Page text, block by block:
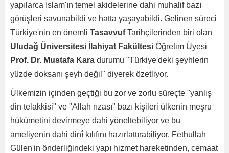
yapılarca İslam'ın temel akidelerine dahi muhalif bazı
görüşleri savunabildi ve hatta yaşayabildi. Gelinen süreci
Türkiye'nin en önemli TasavvufTarihçilerinden biri olan
Uludağ Üniversitesi İlahiyat Fakültesi Öğretim Üyesi
Prof. Dr. Mustafa Kara durumu "Türkiye'deki şeyhlerin
yüzde doksanı şeyh değil" diyerek özetliyor.
Ülkemizin içinden geçtiği bu zor ve zorlu süreçte "yanlış
din telakkisi" ve "Allah rızası" bazı kişileri ülkenin meşru
hükümetini devirmeye dahi yöneltebiliyor ve bu
ameliyenin dahi dinî kılıfını hazırlattırabiliyor. Fethullah
Gülen'in önderliğindeki yapı hizmet hareketinden, cemaat